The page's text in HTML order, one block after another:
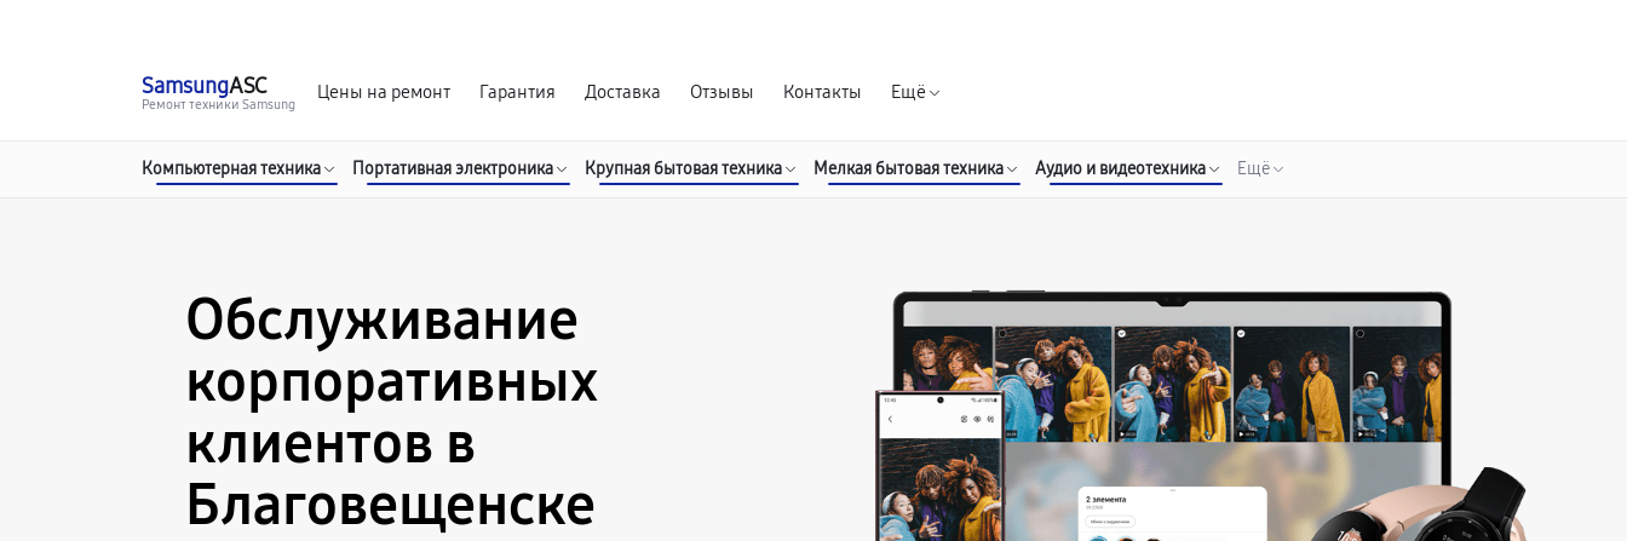
SamsungASC
Ремонт техники Samsung
Цены на ремонт Гарантия Доставка Отзывы Контакты Ещё
Компьютерная техника Портативная электроника Крупная бытовая техника Мелкая бытовая техника Аудио и видеотехника Ещё
Обслуживание
корпоративных
клиентов в
Благовещенске